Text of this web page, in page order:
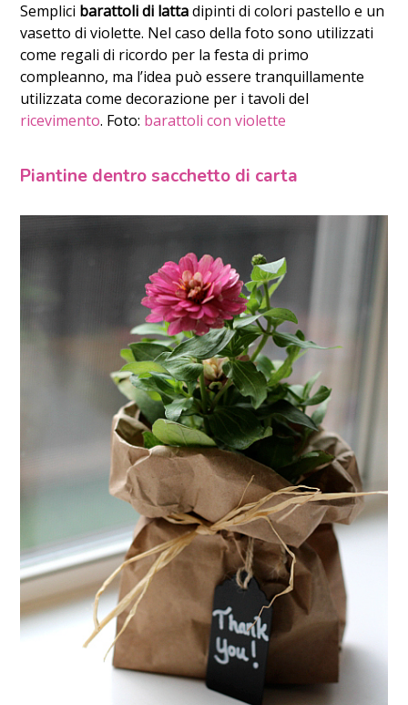
Semplici barattoli di lattadipinti di colori pastello e un
vasetto di violette. Nel caso della foto sono utilizzati
come regali di ricordo per la festa di primo
compleanno, ma l’idea può essere tranquillamente
utilizzata come decorazione per i tavoli del
ricevimento. Foto: barattoli con violette
Piantine dentro sacchetto di carta